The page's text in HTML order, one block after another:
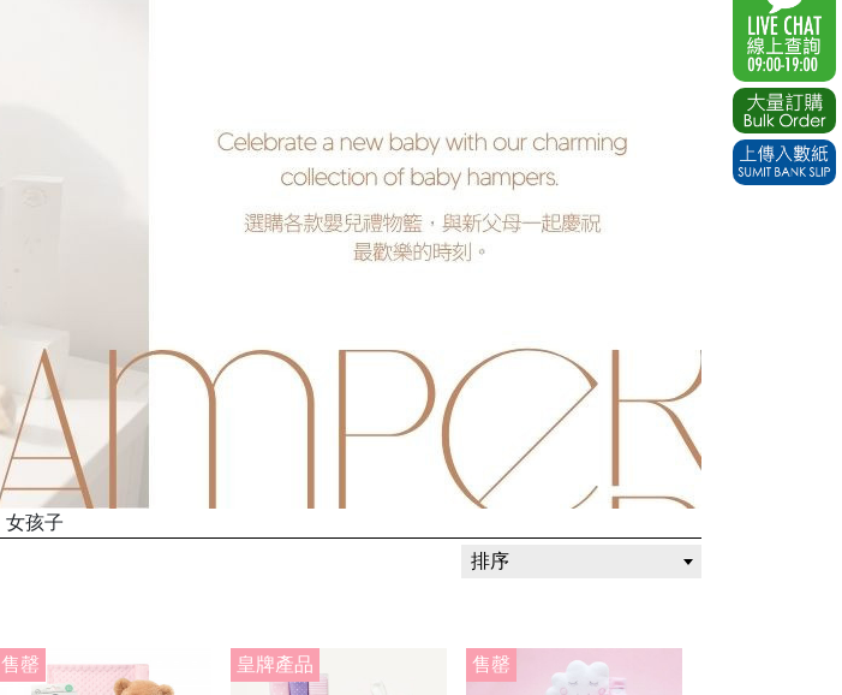
女孩子
排序
售罄 皇牌產品 售罄